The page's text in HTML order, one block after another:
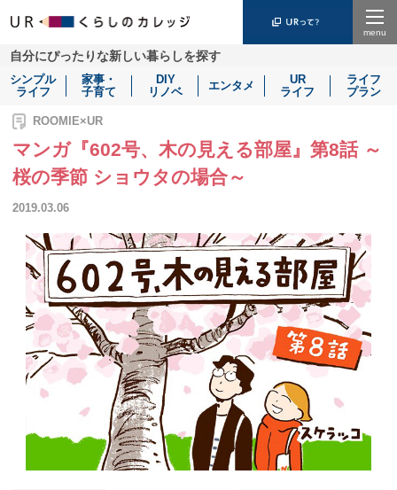
自分にぴったりな新しい暮らしを探す
シンプル
ライフ
家事・
子育て
DIY
リノベ
エンタメ
UR
ライフ
ライフ
プラン
ROOMIE×UR
マンガ『602号、木の見える部屋』第8話 ～
桜の季節 ショウタの場合～
2019.03.06